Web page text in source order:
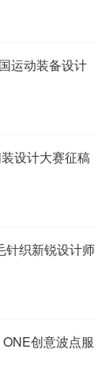
运动装备设计
设计大赛征稿
织新锐设计师
创意波点服